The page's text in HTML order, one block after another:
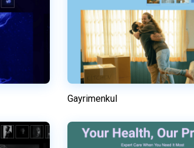
Bu şablonu kullanın
Gayrimenkul